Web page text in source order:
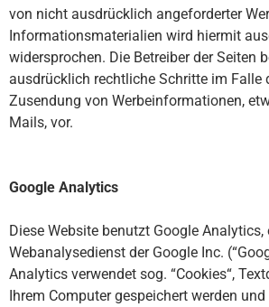
von nicht ausdrücklich angeforderter
Informationsmaterialien wird hiermit
widersprochen. Die Betreiber der Seiten
ausdrücklich rechtliche Schritte im Falle
Zusendung von Werbeinformationen,
Mails, vor.
Google Analytics
Diese Website benutzt Google Analytics,
Webanalysedienst der Google Inc.
Analytics verwendet sog. “Cookies“,
Ihrem Computer gespeichert werden